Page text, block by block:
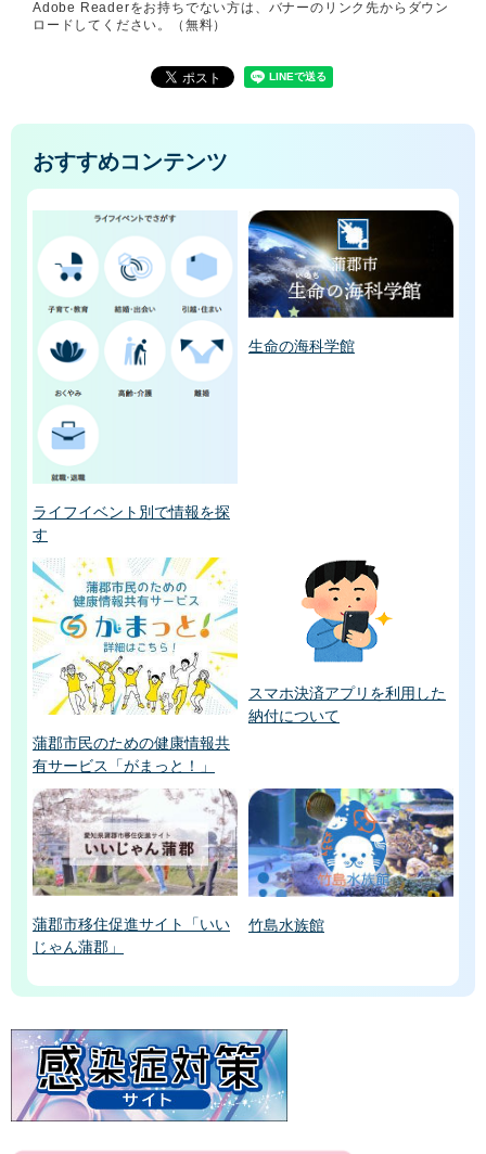
Adobe Readerをお持ちでない方は、バナーのリンク先からダウン
ロードしてください。（無料）
おすすめコンテンツ
ライフイベント別で情報を探
す
生命の海科学館
蒲郡市民のための健康情報共
有サービス「がまっと！」
スマホ決済アプリを利用した
納付について
蒲郡市移住促進サイト「いい
じゃん蒲郡」
竹島水族館